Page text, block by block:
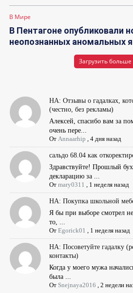
В Мире
В Пентагоне опубликовали
неопознанных аномальных
Загрузить больше
НА: Отзывы о гадалках,
(честно, без рекламы)
Алексей, спасибо вам за
очень пере...
От Annaarhip ,4 дня назад
сальдо 68.04 как
Здравствуйте! Прошлый
декларацию за ...
Отmary0311 1 неделя назад
НА: Покупка школьной
Я бы при выборе смотрел
то, ...
ОтEgorick01 1 неделя назад
НА: Посоветуйте гадалку
контакты)
Когда у моего мужа
была ...
От Snejnaya2016 ,2 недели